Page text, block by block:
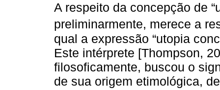
A respeito da concepção de
preliminarmente, merece a
qual a expressão “utopia
Este intérprete [Thompson,
filosoficamente, buscou o
de sua origem etimológica,